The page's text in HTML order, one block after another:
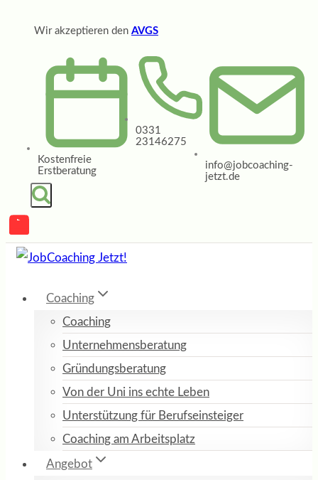
Wir akzeptieren den AVGS
Kostenfreie
Erstberatung
0331
23146275
info@jobcoaching-
jetzt.de
Coaching
Coaching
Unternehmensberatung
Gründungsberatung
Von der Uni ins echte Leben
Unterstützung für Berufseinsteiger
Coaching am Arbeitsplatz
Angebot